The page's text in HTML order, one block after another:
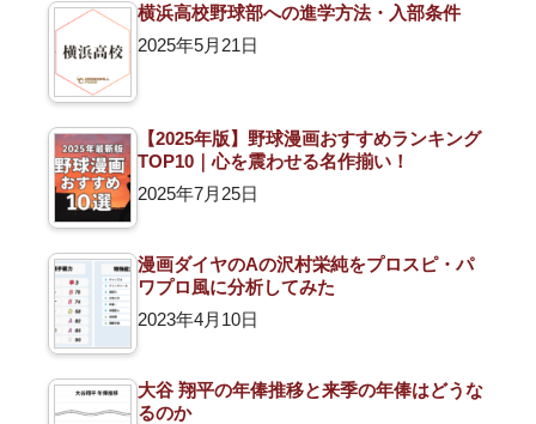
横浜高校野球部への進学方法・入部条件
2025年5月21日
【2025年版】野球漫画おすすめランキング
TOP10｜心を震わせる名作揃い！
2025年7月25日
漫画ダイヤのAの沢村栄純をプロスピ・パ
ワプロ風に分析してみた
2023年4月10日
大谷 翔平の年俸推移と来季の年俸はどうな
るのか